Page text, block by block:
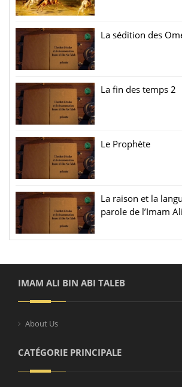
La sédition des
La fin des temps 2
Le Prophète
La raison et la
parole de l’Imam
IMAM ALI BIN ABI TALEB
About Us
CATÉGORIE PRINCIPALE